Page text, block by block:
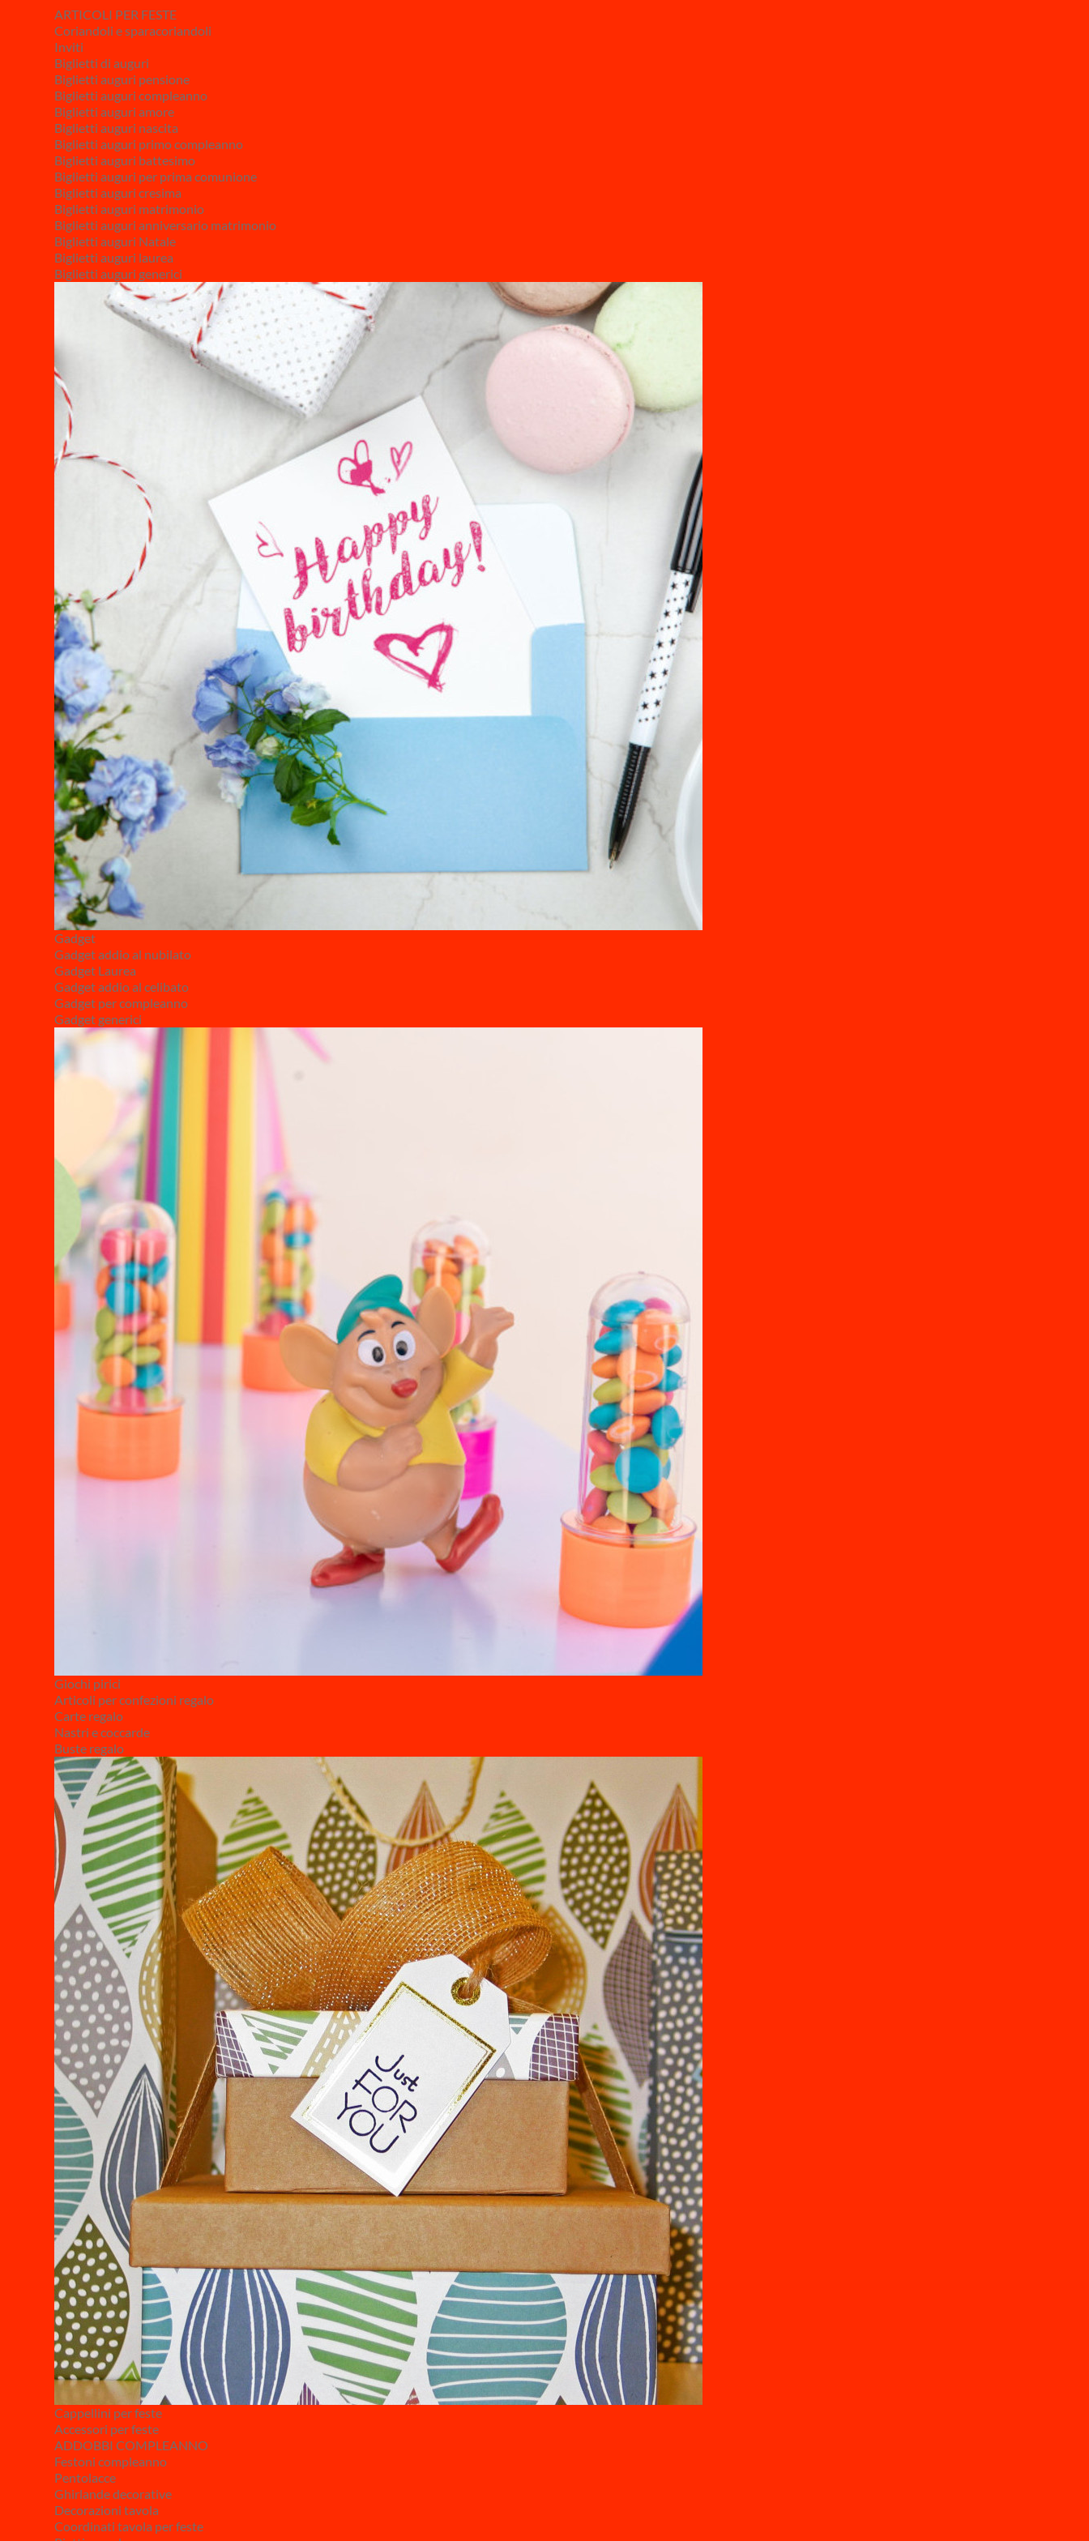
ARTICOLI PER FESTE
Coriandoli e sparacoriandoli
Inviti
Biglietti di auguri
Biglietti auguri pensione
Biglietti auguri compleanno
Biglietti auguri amore
Biglietti auguri nascita
Biglietti auguri primo compleanno
Biglietti auguri battesimo
Biglietti auguri per prima comunione
Biglietti auguri cresima
Biglietti auguri matrimonio
Biglietti auguri anniversario matrimonio
Biglietti auguri Natale
Biglietti auguri laurea
Biglietti auguri generici
Gadget
Gadget addio al nubilato
Gadget Laurea
Gadget addio al celibato
Gadget per compleanno
Gadget generici
Giochi pirici
Articoli per confezioni regalo
Carte regalo
Nastri e coccarde
Buste regalo
Cappellini per feste
Accessori per feste
ADDOBBI COMPLEANNO
Festoni compleanno
Pentolacce
Ghirlande decorative
Decorazioni tavola
Coordinati tavola per feste